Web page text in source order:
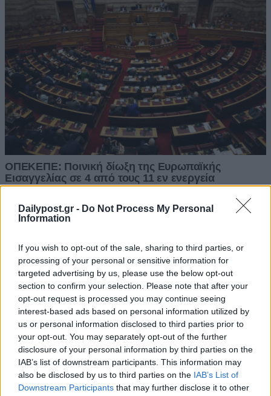
Dailypost.gr - Do Not Process My Personal
Information
If you wish to opt-out of the sale, sharing to third parties, or
processing of your personal or sensitive information for
targeted advertising by us, please use the below opt-out
section to confirm your selection. Please note that after your
opt-out request is processed you may continue seeing
interest-based ads based on personal information utilized by
us or personal information disclosed to third parties prior to
your opt-out. You may separately opt-out of the further
disclosure of your personal information by third parties on the
IAB’s list of downstream participants. This information may
also be disclosed by us to third parties on the IAB’s List of
Downstream Participants that may further disclose it to other